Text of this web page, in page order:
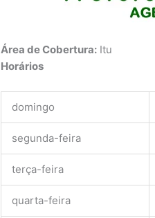
Área de Cobertura: Itu
Horários
domingo
segunda-feira
terça-feira
quarta-feira